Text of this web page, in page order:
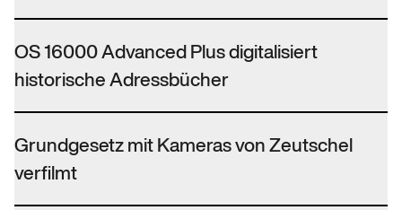
OS 16000 Advanced Plus digitalisiert
historische Adressbücher
Grundgesetz mit Kameras von Zeutschel
verfilmt